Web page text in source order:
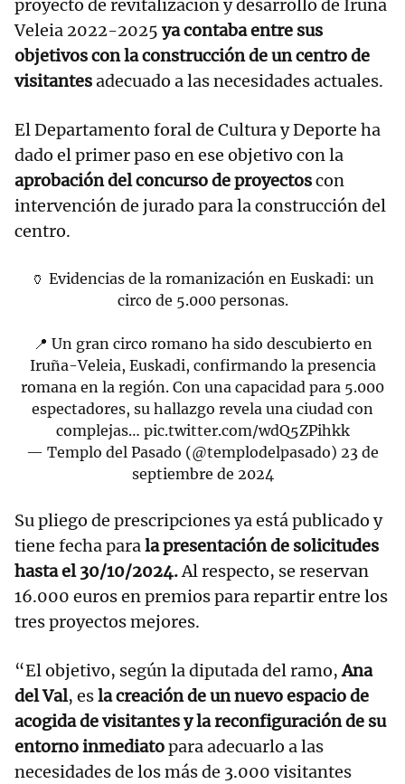
proyecto de revitalización y desarrollo de Iruña
Veleia 2022-2025 ya contaba entre sus
objetivos con la construcción de un centro de
visitantesadecuado a las necesidades actuales.
El Departamento foral de Cultura y Deporte ha
dado el primer paso en ese objetivo con la
aprobación del concurso de proyectoscon
intervención de jurado para la construcción del
centro.
🏺 Evidencias de la romanización en Euskadi: un
circo de 5.000 personas.
📍 Un gran circo romano ha sido descubierto en
Iruña-Veleia, Euskadi, confirmando la presencia
romana en la región. Con una capacidad para 5.000
espectadores, su hallazgo revela una ciudad con
complejas… pic.twitter.com/wdQ5ZPihkk
— Templo del Pasado (@templodelpasado) 23 de
septiembre de 2024
Su pliego de prescripciones ya está publicado y
tiene fecha parala presentación de solicitudes
hasta el 30/10/2024.Al respecto, se reservan
16.000 euros en premios para repartir entre los
tres proyectos mejores.
“El objetivo, según la diputada del ramo,Ana
del Val, esla creación de un nuevo espacio de
acogida de visitantes y la reconfiguración de su
entorno inmediatopara adecuarlo a las
necesidades de los más de 3.000 visitantes